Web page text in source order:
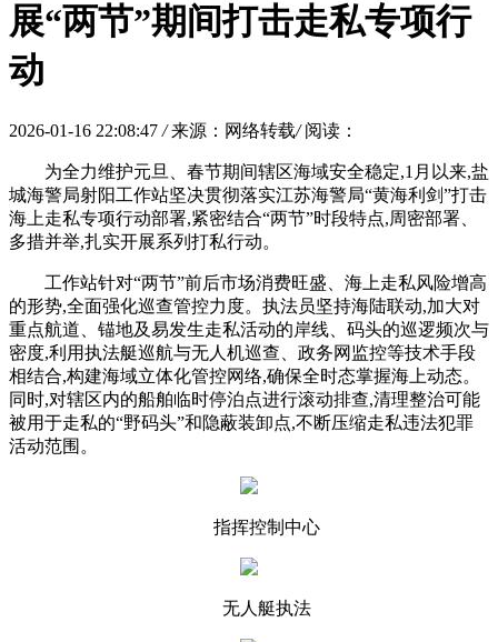
展“两节”期间打击走私专项行
动
2026-01-16 22:08:47 / 来源：网络转载/ 阅读：
为全力维护元旦、春节期间辖区海域安全稳定,1月以来,盐
城海警局射阳工作站坚决贯彻落实江苏海警局“黄海利剑”打击
海上走私专项行动部署,紧密结合“两节”时段特点,周密部署、
多措并举,扎实开展系列打私行动。
工作站针对“两节”前后市场消费旺盛、海上走私风险增高
的形势,全面强化巡查管控力度。执法员坚持海陆联动,加大对
重点航道、锚地及易发生走私活动的岸线、码头的巡逻频次与
密度,利用执法艇巡航与无人机巡查、政务网监控等技术手段
相结合,构建海域立体化管控网络,确保全时态掌握海上动态。
同时,对辖区内的船舶临时停泊点进行滚动排查,清理整治可能
被用于走私的“野码头”和隐蔽装卸点,不断压缩走私违法犯罪
活动范围。
指挥控制中心
无人艇执法